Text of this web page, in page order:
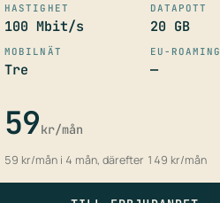
HASTIGHET
100 Mbit/s
DATAPOTT
20 GB
MOBILNÄT
Tre
EU-ROAMING
—
59kr/mån
59 kr/mån i 4 mån, därefter 149 kr/mån